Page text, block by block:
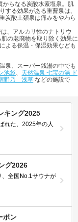
からなる炭酸水素塩泉。肌
する効果がある重曹泉は、
炭酸土類泉は痛みをやわら
、アルカリ性のナトリウ
の老廃物を取り除く効果に
よる保温・保湿効果なども
泉、スーパー銭湯の中でも
池袋、 天然温泉 七宝の湯 ド
野乃 浅草 などの施設で
キング2025
れた、2025年の人
グ2026
、全国No.1サウナが
ポン